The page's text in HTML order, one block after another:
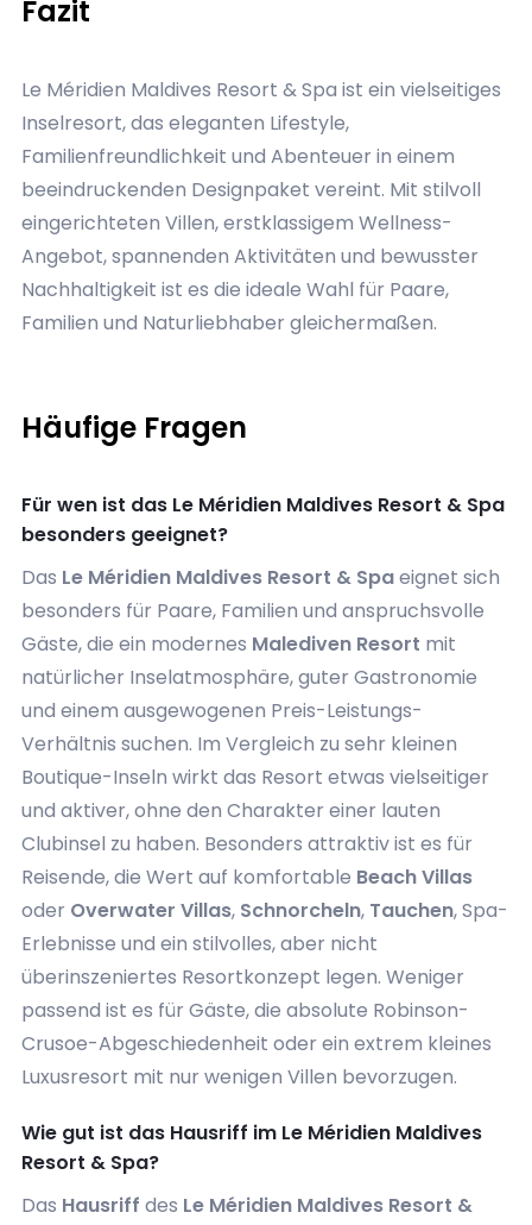
Fazit
Le Méridien Maldives Resort & Spa ist ein vielseitiges
Inselresort, das eleganten Lifestyle,
Familienfreundlichkeit und Abenteuer in einem
beeindruckenden Designpaket vereint. Mit stilvoll
eingerichteten Villen, erstklassigem Wellness-
Angebot, spannenden Aktivitäten und bewusster
Nachhaltigkeit ist es die ideale Wahl für Paare,
Familien und Naturliebhaber gleichermaßen.
Häufige Fragen
Für wen ist das Le Méridien Maldives Resort & Spa
besonders geeignet?
Das Le Méridien Maldives Resort & Spaeignet sich
besonders für Paare, Familien und anspruchsvolle
Gäste, die ein modernes Malediven Resort mit
natürlicher Inselatmosphäre, guter Gastronomie
und einem ausgewogenen Preis-Leistungs-
Verhältnis suchen. Im Vergleich zu sehr kleinen
Boutique-Inseln wirkt das Resort etwas vielseitiger
und aktiver, ohne den Charakter einer lauten
Clubinsel zu haben. Besonders attraktiv ist es für
Reisende, die Wert auf komfortable Beach Villas
oder Overwater Villas, Schnorcheln, Tauchen, Spa-
Erlebnisse und ein stilvolles, aber nicht
überinszeniertes Resortkonzept legen. Weniger
passend ist es für Gäste, die absolute Robinson-
Crusoe-Abgeschiedenheit oder ein extrem kleines
Luxusresort mit nur wenigen Villen bevorzugen.
Wie gut ist das Hausriff im Le Méridien Maldives
Resort & Spa?
Das Hausriff des Le Méridien Maldives Resort &